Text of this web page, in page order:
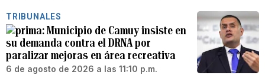
TRIBUNALES
Municipio de Camuy insiste en
su demanda contra el DRNA por
paralizar mejoras en área recreativa
6 de agosto de 2026 a las 11:10 p.m.